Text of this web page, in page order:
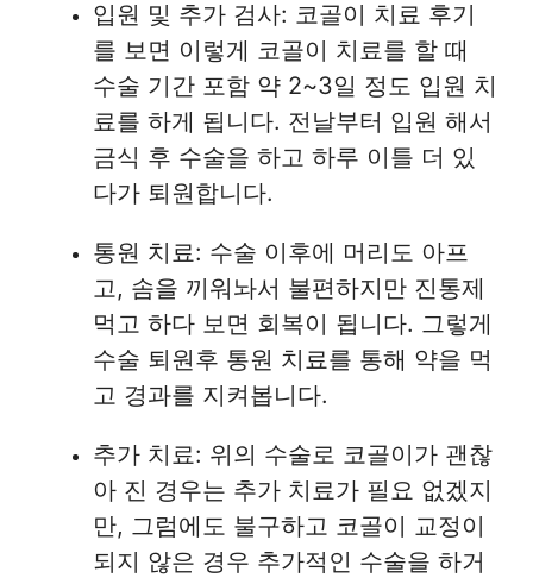
입원 및 추가 검사: 코골이 치료 후기
를 보면 이렇게 코골이 치료를 할 때
수술 기간 포함 약 2~3일 정도 입원 치
료를 하게 됩니다. 전날부터 입원 해서
금식 후 수술을 하고 하루 이틀 더 있
다가 퇴원합니다.
통원 치료: 수술 이후에 머리도 아프
고, 솜을 끼워놔서 불편하지만 진통제
먹고 하다 보면 회복이 됩니다. 그렇게
수술 퇴원후 통원 치료를 통해 약을 먹
고 경과를 지켜봅니다.
추가 치료: 위의 수술로 코골이가 괜찮
아 진 경우는 추가 치료가 필요 없겠지
만, 그럼에도 불구하고 코골이 교정이
되지 않은 경우 추가적인 수술을 하거